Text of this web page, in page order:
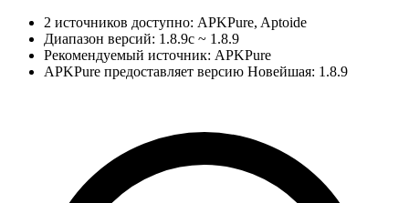
2 источников доступно: APKPure, Aptoide
Диапазон версий: 1.8.9c ~ 1.8.9
Рекомендуемый источник: APKPure
APKPure предоставляет версию Новейшая: 1.8.9